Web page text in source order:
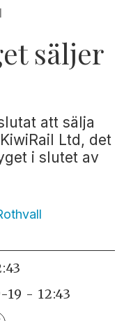
säljer
att sälja
Ltd, det
i slutet av
19 - 12:43